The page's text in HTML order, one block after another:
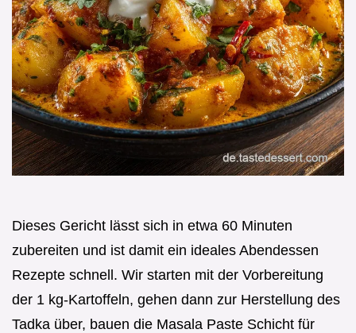
Dieses Gericht lässt sich in etwa 60 Minuten
zubereiten und ist damit ein ideales Abendessen
Rezepte schnell. Wir starten mit der Vorbereitung
der 1 kg-Kartoffeln, gehen dann zur Herstellung des
Tadka über, bauen die Masala Paste Schicht für